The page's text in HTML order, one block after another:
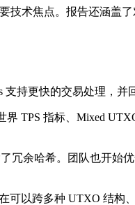
技术焦点。报告还涵盖
持更快的交易处理，并
TPS 指标、Mixed
冗余哈希。团队也开始
以跨多种 UTXO 结构